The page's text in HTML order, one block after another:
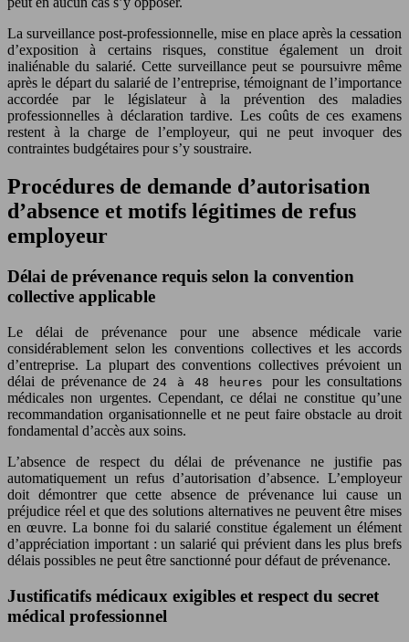
La surveillance post-professionnelle, mise en place après la cessation
d’exposition à certains risques, constitue également un droit
inaliénable du salarié. Cette surveillance peut se poursuivre même
après le départ du salarié de l’entreprise, témoignant de l’importance
accordée par le législateur à la prévention des maladies
professionnelles à déclaration tardive. Les coûts de ces examens
restent à la charge de l’employeur, qui ne peut invoquer des
contraintes budgétaires pour s’y soustraire.
Procédures de demande d’autorisation
d’absence et motifs légitimes de refus
employeur
Délai de prévenance requis selon la convention
collective applicable
Le délai de prévenance pour une absence médicale varie
considérablement selon les conventions collectives et les accords
d’entreprise. La plupart des conventions collectives prévoient un
délai de prévenance de 24 à 48 heurespour les consultations
médicales non urgentes. Cependant, ce délai ne constitue qu’une
recommandation organisationnelle et ne peut faire obstacle au droit
fondamental d’accès aux soins.
L’absence de respect du délai de prévenance ne justifie pas
automatiquement un refus d’autorisation d’absence. L’employeur
doit démontrer que cette absence de prévenance lui cause un
préjudice réel et que des solutions alternatives ne peuvent être mises
en œuvre. La bonne foi du salarié constitue également un élément
d’appréciation important : un salarié qui prévient dans les plus brefs
délais possibles ne peut être sanctionné pour défaut de prévenance.
Justificatifs médicaux exigibles et respect du secret
médical professionnel